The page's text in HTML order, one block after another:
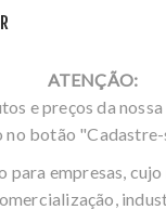
ATENÇÃO:
e preços da
no botão
para empresas,